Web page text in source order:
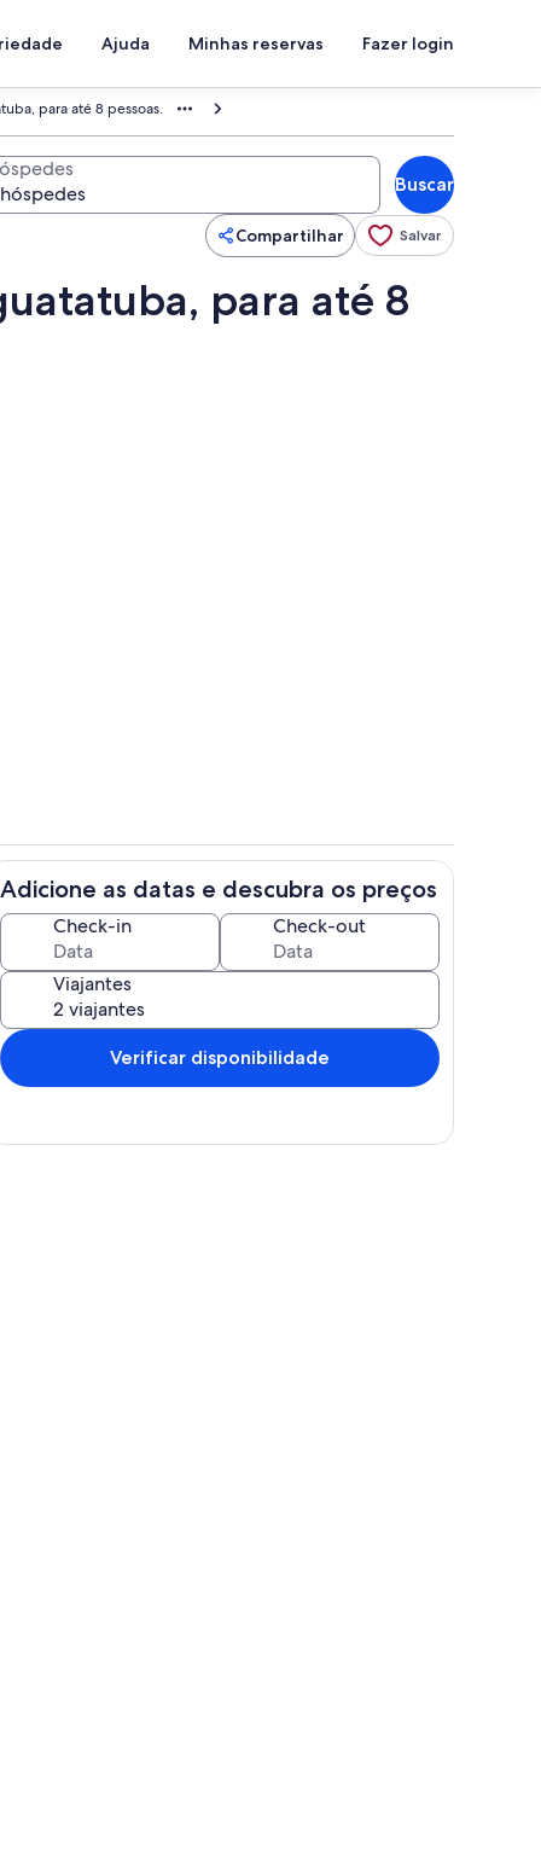
Ajuda Minhas reservas Fazer login
para até 8 pessoas.
Buscar
Compartilhar Salvar
para até 8
Área de estar
Adicione as datas e descubra os preços
Check-in Check-out
Viajantes
Verificar disponibilidade